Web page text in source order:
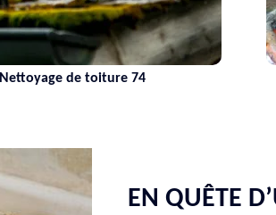
Nettoyage de toiture 74
EN QUÊTE